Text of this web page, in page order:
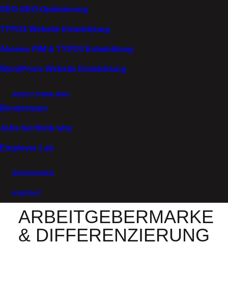
SEO-GEO-Optimierung
TYPO3 Website Entwicklung
Akeneo PIM & TYPO3 Entwicklung
WordPress Website Entwicklung
ABOUT THINK WHY
Beraterteam
Jobs bei think why
Employer Lab
REFERENZEN
KONTAKT
So entsteht Wiedererkennung statt Einheitsbrei.
Kandidat:innen eine schnelle, überzeugende Antwort
Mit Prioritäten. Mit einer umsetzbaren Roadmap, die
Kante, die sich lohnt.
ARBEITGEBERMARKE
& DIFFERENZIERUNG